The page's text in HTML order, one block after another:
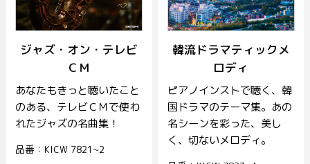
ジャズ・オン・テレビ
ＣＭ
あなたもきっと聴いたこと
のある、テレビＣＭで使わ
れたジャズの名曲集！
品番：KICW 7821~2
韓流ドラマティックメ
ロディ
ピアノインストで聴く、韓
国ドラマのテーマ集。あの
名シーンを彩った、美し
く、切ないメロディ。